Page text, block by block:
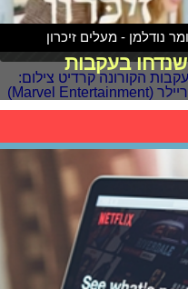
נודלמן - מעלים זיכרון
בעקבות